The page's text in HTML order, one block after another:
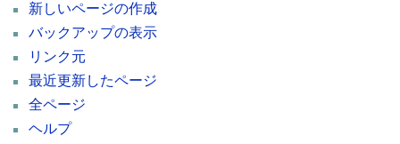
新しいページの作成
バックアップの表示
リンク元
最近更新したページ
全ページ
ヘルプ